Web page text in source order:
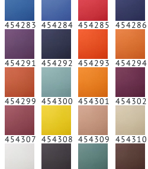
454283 454284 454285 454286
454291 454292 454293 454294
454299 454300 454301 454302
454307 454308 454309 454310